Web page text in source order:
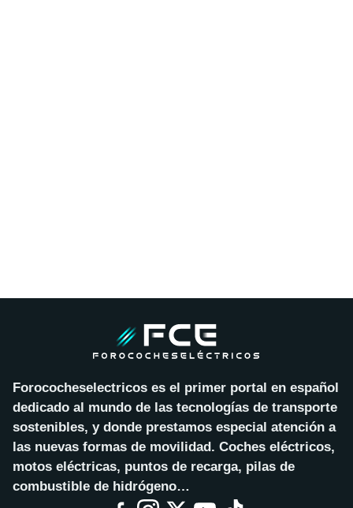
Forococheselectricos es el primer portal en español
dedicado al mundo de las tecnologías de transporte
sostenibles, y donde prestamos especial atención a
las nuevas formas de movilidad. Coches eléctricos,
motos eléctricas, puntos de recarga, pilas de
combustible de hidrógeno…